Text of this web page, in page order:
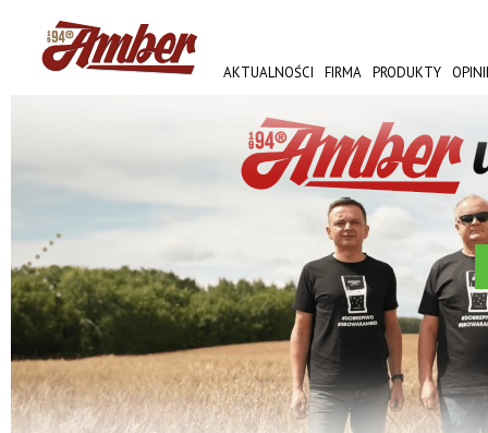
AKTUALNOŚCI FIRMA PRODUKTY
AMBER FEST